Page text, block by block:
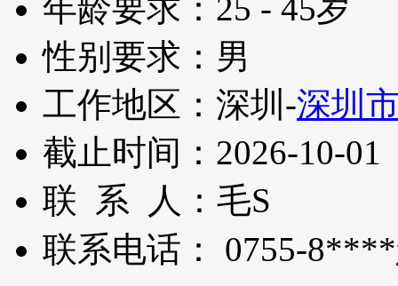
年龄要求： 25 - 45岁
性别要求： 男
工作地区： 深圳-深圳
截止时间： 2026-10-01
联 系 人： 毛S
联系电话：
0755-8****